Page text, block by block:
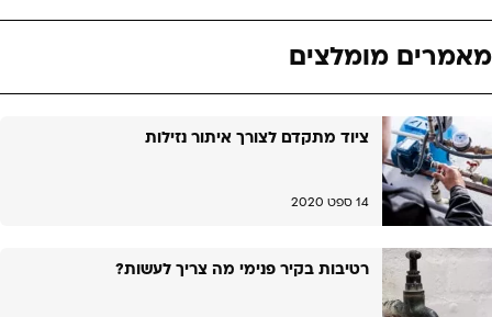
מאמרים מומלצים
ציוד מתקדם לצורך איתור נזילות
14 ספט 2020
רטיבות בקיר פנימי מה צריך לעשות?